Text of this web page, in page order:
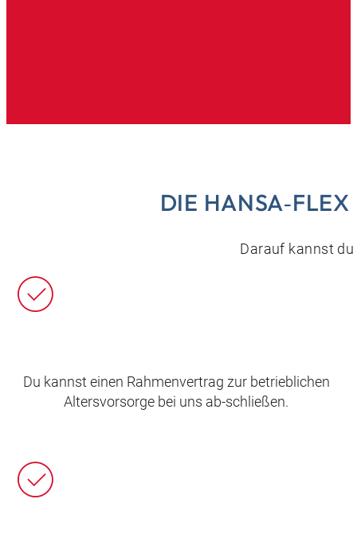
DIE HANSA‑FLEX
Darauf kannst
Du kannst einen Rahmenvertrag zur betrieblichen
Altersvorsorge bei uns ab-schließen.